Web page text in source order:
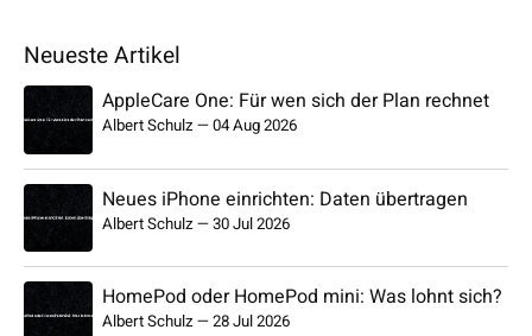
Neueste Artikel
AppleCare One: Für wen sich der Plan rechnet
Albert Schulz—04 Aug 2026
Neues iPhone einrichten: Daten übertragen
Albert Schulz—30 Jul 2026
HomePod oder HomePod mini: Was lohnt sich?
Albert Schulz—28 Jul 2026